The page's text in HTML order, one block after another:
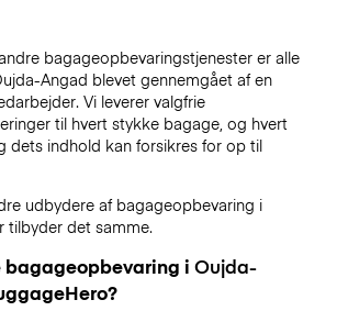
bagageopbevaringstjenesterer alle
Angad blevet gennemgået af en
Vi leverer valgfrie
til hvert stykke bagage, og hvert
dets indhold kan forsikres for op til
udbydere af bagageopbevaring i
tilbyder det samme.
bagageopbevaring i Oujda-